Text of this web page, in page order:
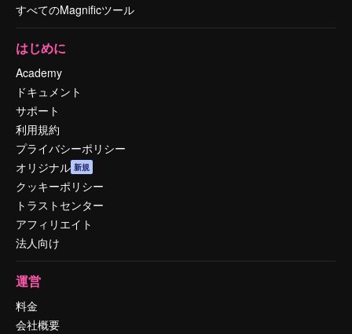
すべてのMagnificツール
はじめに
Academy
ドキュメント
サポート
利用規約
プライバシーポリシー
オリジナル 新規
クッキーポリシー
トラストセンター
アフィリエイト
法人向け
運営
料金
会社概要